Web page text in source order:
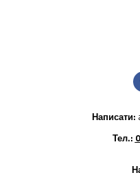
Написати:
Тел.: